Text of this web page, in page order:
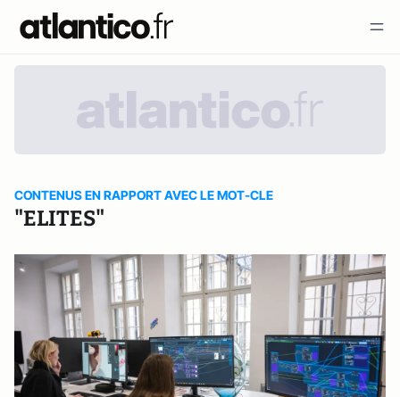
CONTENUS EN RAPPORT AVEC LE MOT-CLE
"ELITES"